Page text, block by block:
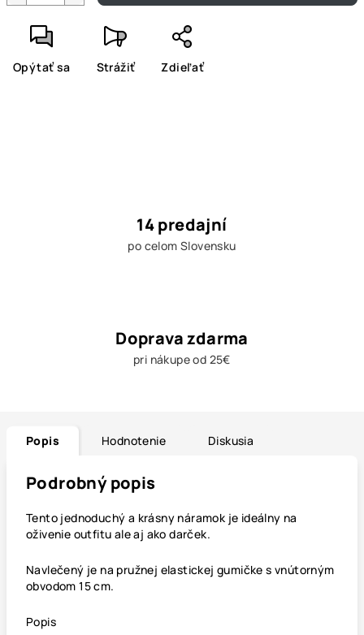
Opýtať sa Strážiť Zdieľať
14 predajní
po celom Slovensku
Doprava zdarma
pri nákupe od 25€
Popis Hodnotenie Diskusia
Podrobný popis
Tento jednoduchý a krásny náramok je ideálny na
oživenie outfitu ale aj ako darček.
Navlečený je na pružnej elastickej gumičke s vnútorným
obvodom 15 cm.
Popis